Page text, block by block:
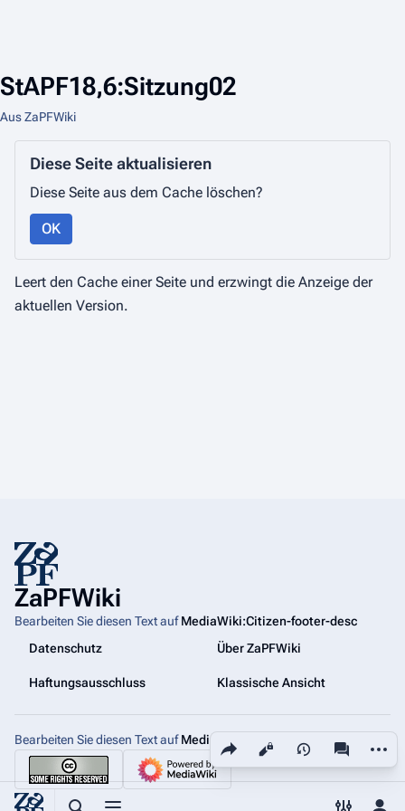
StAPF18,6:Sitzung02
Aus ZaPFWiki
Diese Seite teilen
Ansichten
Diese Seite aktualisieren
Diese Seite aus dem Cache löschen?
OK
Leert den Cache einer Seite und erzwingt die Anzeige der
aktuellen Version.
ZaPFWiki
Bearbeiten Sie diesen Text aufMediaWiki:Citizen-footer-desc
Datenschutz
Über ZaPFWiki
Haftungsausschluss Klassische Ansicht
Bearbeiten Sie diesen Text aufMediaWiki:Citizen-footer-tagline